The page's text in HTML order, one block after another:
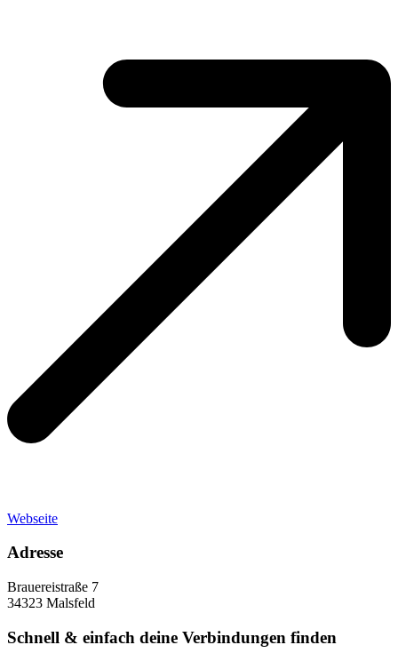
Webseite
Adresse
Brauereistraße 7
34323 Malsfeld
Schnell & einfach deine Verbindungen finden